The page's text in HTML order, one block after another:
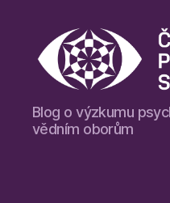
Blog
České
psychedelické
Blog o výzkumu
vědním oborům